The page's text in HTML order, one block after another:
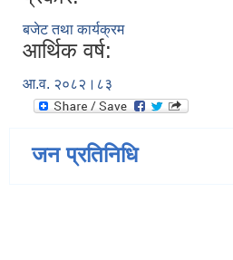
बजेट तथा कार्यक्रम
आर्थिक वर्ष:
आ.व. २०८२।८३
जन प्रतिनिधि